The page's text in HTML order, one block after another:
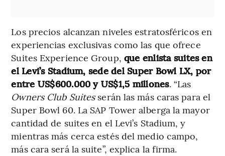
Los precios alcanzan niveles estratosféricos en
experiencias exclusivas como las que ofrece
Suites Experience Group, que enlista suites en
el Levi’s Stadium, sede del Super Bowl LX, por
entre US$600.000 y US$1,5 millones. “Las
Owners Club Suitesserán las más caras para el
Super Bowl 60. La SAP Tower alberga la mayor
cantidad de suites en el Levi’s Stadium, y
mientras más cerca estés del medio campo,
más cara será la suite”, explica la firma.